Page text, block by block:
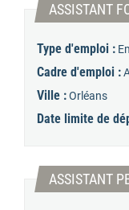
ASSISTANT
Type d'emploi :
Cadre d'emploi :
Ville :Orléans
Date limite de
ASSISTANT